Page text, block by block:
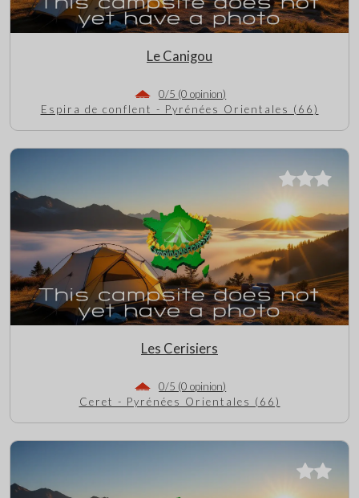
Le Canigou
0/5 (0 opinion)
Espira de conflent - Pyrénées Orientales (66)
Les Cerisiers
0/5 (0 opinion)
Ceret - Pyrénées Orientales (66)